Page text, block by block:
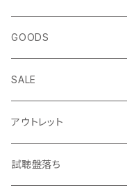
生き方
短歌・詩集
ZINE・リトルプレス
趣味・暮らし
◎ NEWFOLK特集
◎ シンガーソングライター
CD
LP（レコード）
GOODS
SALE
LP
CD・TAPE・7インチ
アウトレット
試聴盤落ち